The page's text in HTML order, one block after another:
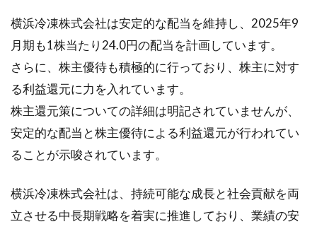
横浜冷凍株式会社は安定的な配当を維持し、2025年9
月期も1株当たり24.0円の配当を計画しています。
さらに、株主優待も積極的に行っており、株主に対す
る利益還元に力を入れています。
株主還元策についての詳細は明記されていませんが、
安定的な配当と株主優待による利益還元が行われてい
ることが示唆されています。
横浜冷凍株式会社は、持続可能な成長と社会貢献を両
立させる中長期戦略を着実に推進しており、業績の安